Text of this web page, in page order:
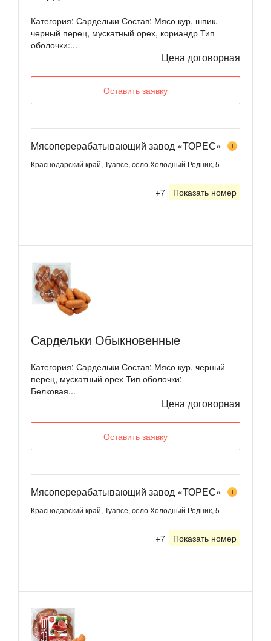
Категория: Сардельки Состав: Мясо кур, шпик,
черный перец, мускатный орех, кориандр Тип
оболочки:...
Цена договорная
Оставить заявку
Мясоперерабатывающий завод «ТОРЕС» 1
Краснодарский край, Туапсе, село Холодный Родник, 5
+7 Показать номер
Сардельки Обыкновенные
Категория: Сардельки Состав: Мясо кур, черный
перец, мускатный орех Тип оболочки:
Белковая...
Цена договорная
Оставить заявку
Мясоперерабатывающий завод «ТОРЕС» 1
Краснодарский край, Туапсе, село Холодный Родник, 5
+7 Показать номер